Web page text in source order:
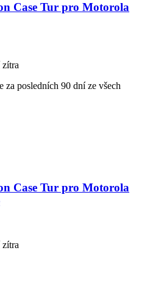
Case Tur pro Motorola
zítra
za posledních 90 dní ze všech
Case Tur pro Motorola
zítra